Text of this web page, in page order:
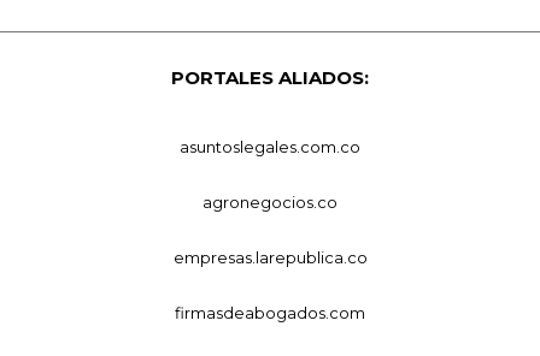
PORTALES ALIADOS:
asuntoslegales.com.co
agronegocios.co
empresas.larepublica.co
firmasdeabogados.com